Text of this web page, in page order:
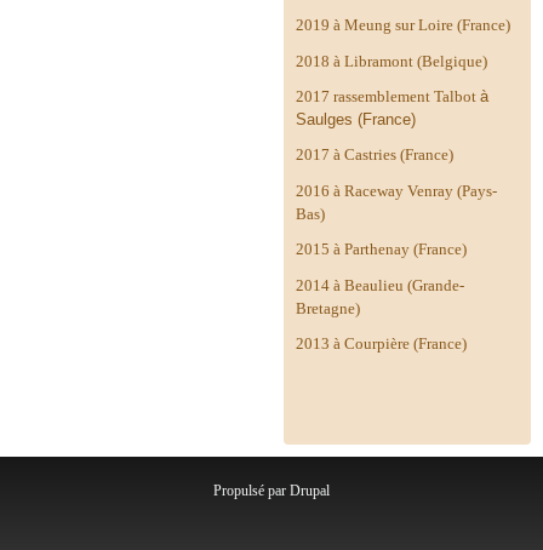
2019 à Meung sur Loire (France)
2018 à Libramont (Belgique)
2017 rassemblement Talbot à
Saulges (France)
2017 à Castries (France)
2016 à Raceway Venray (Pays-
Bas)
2015 à Parthenay (France)
2014 à Beaulieu (Grande-
Bretagne)
2013 à Courpière (France)
Propulsé par Drupal